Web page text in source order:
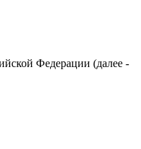
Федерации (далее -